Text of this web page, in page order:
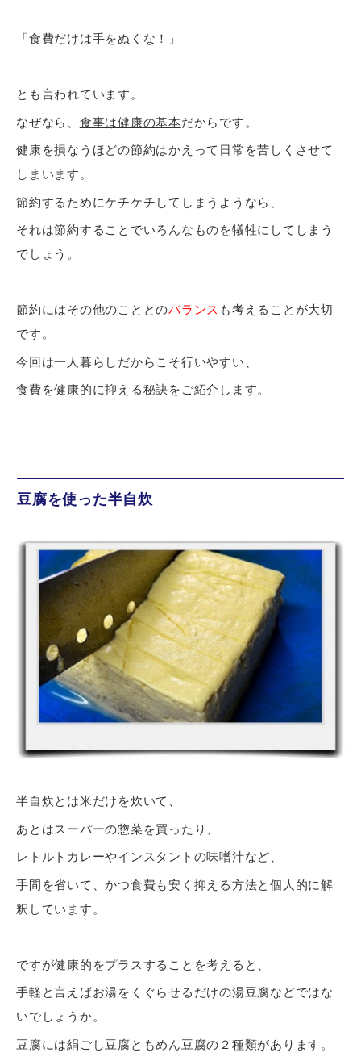
「食費だけは手をぬくな！」
とも言われています。
なぜなら、 食事は健康の基本だからです。
健康を損なうほどの節約はかえって日常を苦しくさせて
しまいます。
節約するためにケチケチしてしまうようなら、
それは節約することでいろんなものを犠牲にしてしまう
でしょう。
節約にはその他のこととのバランス も考えることが大切
です。
今回は一人暮らしだからこそ行いやすい、
食費を健康的に抑える秘訣をご紹介します。
豆腐を使った半自炊
半自炊とは米だけを炊いて、
あとはスーパーの惣菜を買ったり、
レトルトカレーやインスタントの味噌汁など、
手間を省いて、かつ食費も安く抑える方法と個人的に解
釈しています。
ですが健康的をプラスすることを考えると、
手軽と言えばお湯をくぐらせるだけの湯豆腐などではな
いでしょうか。
豆腐には絹ごし豆腐ともめん豆腐の２種類があります。